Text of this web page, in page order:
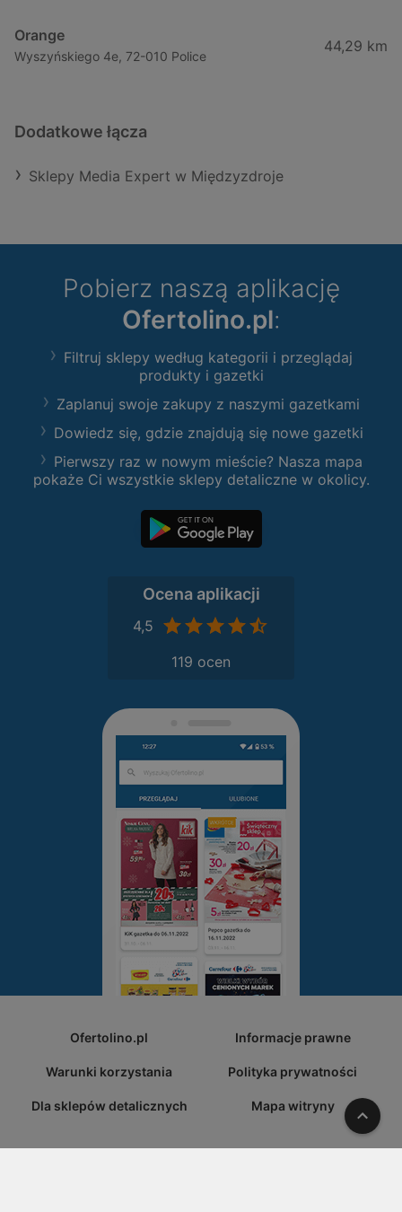
Orange
Wyszyńskiego 4e, 72-010 Police
44,29 km
Dodatkowe łącza
Sklepy Media Expert w Międzyzdroje
Pobierz naszą aplikację
Ofertolino.pl:
Filtruj sklepy według kategorii i przeglądaj
produkty i gazetki
Zaplanuj swoje zakupy z naszymi gazetkami
Dowiedz się, gdzie znajdują się nowe gazetki
Pierwszy raz w nowym mieście? Nasza mapa
pokaże Ci wszystkie sklepy detaliczne w okolicy.
Ocena aplikacji
4,5
119 ocen
Ofertolino.pl Informacje prawne
Warunki korzystania Polityka prywatności
Dla sklepów detalicznych Mapa witryny W